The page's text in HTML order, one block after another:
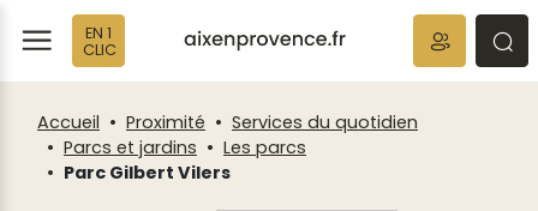
EN 1
CLIC
Accueil Proximité
Services du quotidien
Parcs et jardins
Les parcs
Parc Gilbert Vilers
Fenêtre
de
chat
Panneau de gestion des cookies